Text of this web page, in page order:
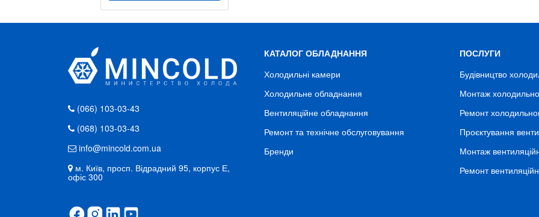
(066) 103-03-43
(068) 103-03-43
info@mincold.com.ua
м. Київ, просп. Відрадний 95, корпус Е,
офіс 300
КАТАЛОГ ОБЛАДНАННЯ
Холодильні камери
Холодильне обладнання
Вентиляційне обладнання
Ремонт та технічне обслуговування
Бренди
ПОСЛУГИ
Будівництво
Монтаж
Ремонт
Проєктування
Монтаж
Ремонт